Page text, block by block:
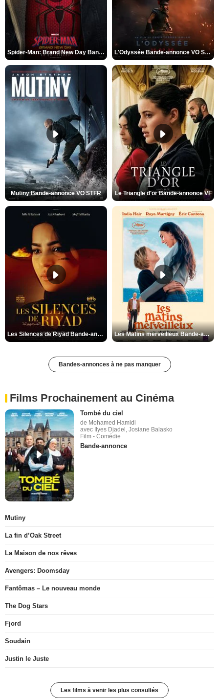
Spider-Man: Brand New Day Bande-annonce VO STFR L'Odyssée Bande-annonce VO STFR
Mutiny Bande-annonce VO STFR Le Triangle d'or Bande-annonce VF
Les Silences de Riyad Bande-annonce VO STFR Les Matins merveilleux Bande-annonce VF
Bandes-annonces à ne pas manquer
Films Prochainement au Cinéma
Tombé du ciel
de Mohamed Hamidi
avec Ilyes Djadel, Josiane Balasko
Film - Comédie
Bande-annonce
Mutiny
La fin d’Oak Street
La Maison de nos rêves
Avengers: Doomsday
Fantômas – Le nouveau monde
The Dog Stars
Fjord
Soudain
Justin le Juste
Les films à venir les plus consultés